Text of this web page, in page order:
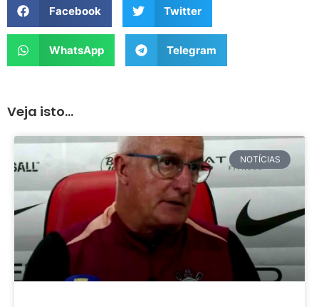
Facebook Twitter
WhatsApp Telegram
Veja isto...
NOTÍCIAS